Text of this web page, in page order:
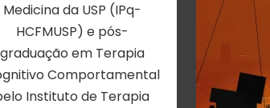
Medicina da USP (IPq-
HCFMUSP) e pós-
graduação em Terapia
Comportamental
Instituto de Terapia